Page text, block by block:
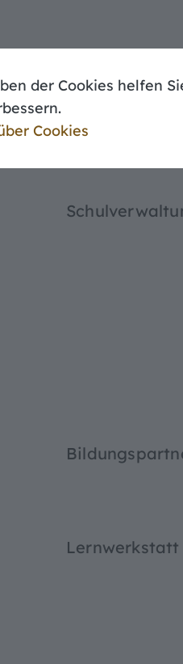
der Cookies helfen
Cookies
Schulprofil
Lernwerkstatt